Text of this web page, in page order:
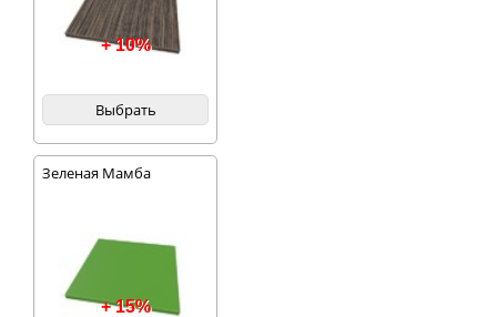
+ 10%
Выбрать
Зеленая Мамба
+ 15%